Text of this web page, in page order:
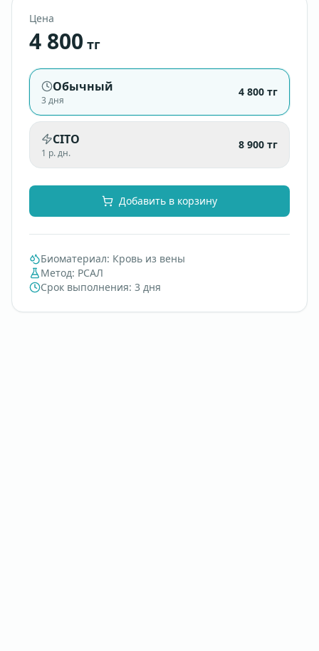
Цена
4 800 тг
Обычный
3 дня
4 800 тг
CITO
1 р. дн.
8 900 тг
Добавить в корзину
Биоматериал: Кровь из вены
Метод: РСАЛ
Срок выполнения: 3 дня